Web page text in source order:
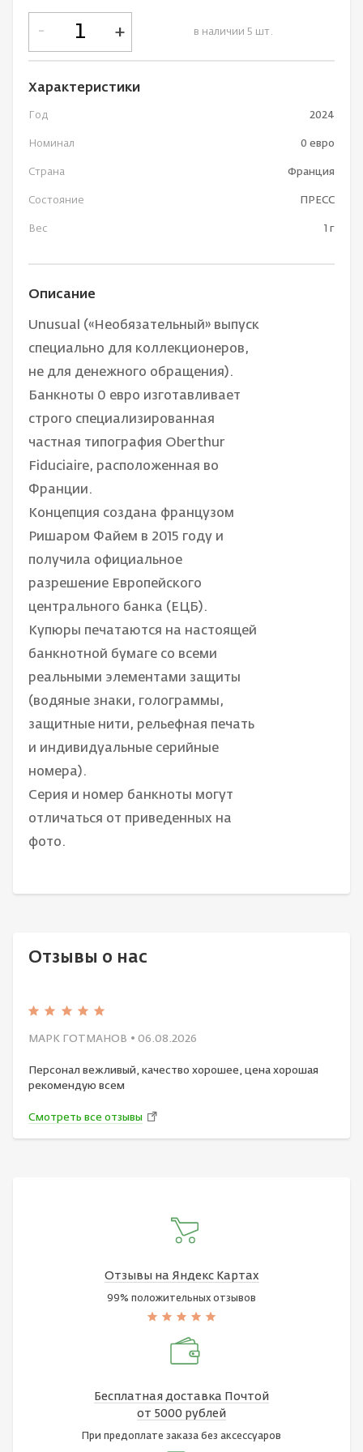
в наличии 5 шт.
- +
Характеристики
Год 2024
Номинал 0 евро
Страна Франция
Состояние ПРЕСС
Вес 1 г
Описание
Unusual («Необязательный» выпуск
специально для коллекционеров,
не для денежного обращения).
Банкноты 0 евро изготавливает
строго специализированная
частная типография Oberthur
Fiduciaire, расположенная во
Франции.
Концепция создана французом
Ришаром Файем в 2015 году и
получила официальное
разрешение Европейского
центрального банка (ЕЦБ).
Купюры печатаются на настоящей
банкнотной бумаге со всеми
реальными элементами защиты
(водяные знаки, голограммы,
защитные нити, рельефная печать
и индивидуальные серийные
номера).
Серия и номер банкноты могут
отличаться от приведенных на
фото.
Отзывы о нас
МАРК ГОТМАНОВ • 06.08.2026
Персонал вежливый, качество хорошее, цена хорошая
рекомендую всем
Смотреть все отзывы
Отзывы на Яндекс Картах
99% положительных отзывов
Бесплатная доставка Почтой
от 5000 рублей
При предоплате заказа без аксессуаров